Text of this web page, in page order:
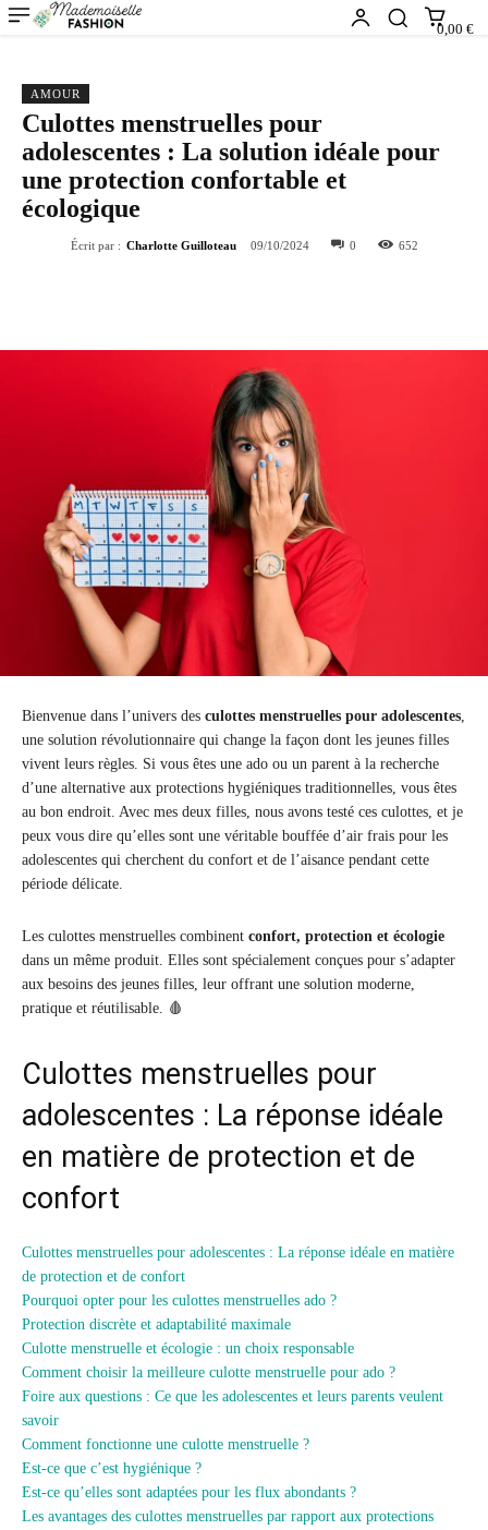
0,00 €
AMOUR
Culottes menstruelles pour
adolescentes : La solution idéale pour
une protection confortable et
écologique
Écrit par : Charlotte Guilloteau 09/10/2024 0 652
Bienvenue dans l’univers des culottes menstruelles pour adolescentes,
une solution révolutionnaire qui change la façon dont les jeunes filles
vivent leurs règles. Si vous êtes une ado ou un parent à la recherche
d’une alternative aux protections hygiéniques traditionnelles, vous êtes
au bon endroit. Avec mes deux filles, nous avons testé ces culottes, et je
peux vous dire qu’elles sont une véritable bouffée d’air frais pour les
adolescentes qui cherchent du confort et de l’aisance pendant cette
période délicate.
Les culottes menstruelles combinent confort, protection et écologie
dans un même produit. Elles sont spécialement conçues pour s’adapter
aux besoins des jeunes filles, leur offrant une solution moderne,
pratique et réutilisable. 🩸
Culottes menstruelles pour
adolescentes : La réponse idéale
en matière de protection et de
confort
Culottes menstruelles pour adolescentes : La réponse idéale en matière
de protection et de confort
Pourquoi opter pour les culottes menstruelles ado ?
Protection discrète et adaptabilité maximale
Culotte menstruelle et écologie : un choix responsable
Comment choisir la meilleure culotte menstruelle pour ado ?
Foire aux questions : Ce que les adolescentes et leurs parents veulent
savoir
Comment fonctionne une culotte menstruelle ?
Est-ce que c’est hygiénique ?
Est-ce qu’elles sont adaptées pour les flux abondants ?
Les avantages des culottes menstruelles par rapport aux protections